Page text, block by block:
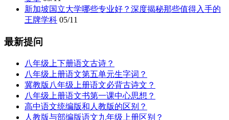
新加坡国立大学哪些专业好？深度揭秘那些值得入手的
王牌学科 05/11
最新提问
八年级上下册语文古诗？
八年级上册语文第五单元生字词？
冀教版八年级上册语文必背古诗文？
八年级上册语文书第一课中心思想？
高中语文统编版和人教版的区别？
人教版与部编版语文九年级上册区别？